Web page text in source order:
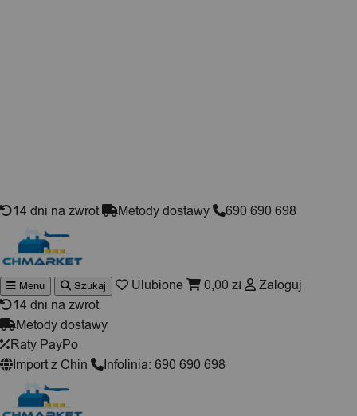
14 dni na zwrot Metody dostawy 690 690 698
Wyszukiwarka
produktów
Menu Szukaj Ulubione 0,00 zł
Zaloguj
14 dni na zwrot
Metody dostawy
Raty PayPo
Import z Chin
Infolinia: 690 690 698